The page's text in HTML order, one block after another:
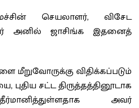
செயலாளர், விசேட
அனில் ஜாசிங்க இதனைத்
மீறுவோருக்கு விதிக்கப்படும்
சட்ட திருத்தத்தினூடாக
அவர்